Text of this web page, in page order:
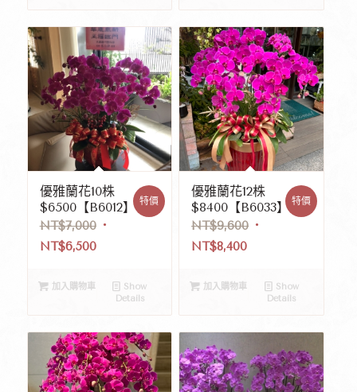
優雅蘭花10株
$6500【B6012】
NT$7,000
NT$6,500
特價
加入購物車
Show
Details
優雅蘭花12株
$8400【B6033】
NT$9,600
NT$8,400
特價
加入購物車
Show
Details